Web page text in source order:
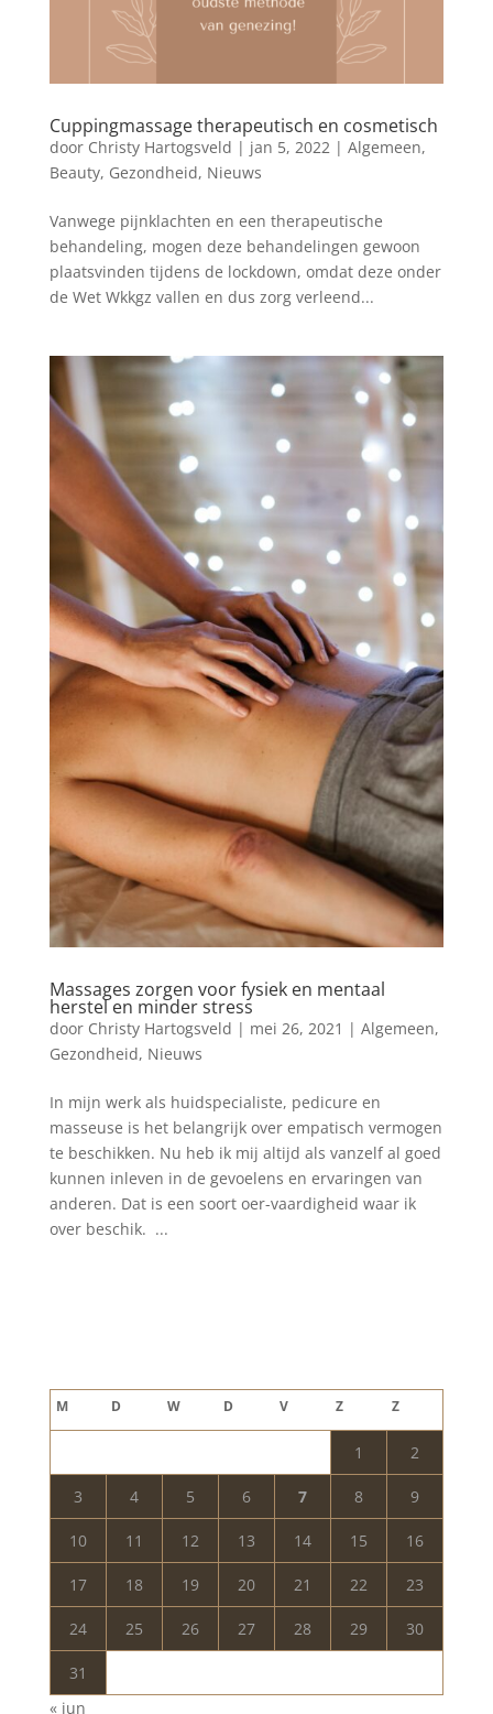
Cuppingmassage therapeutisch en cosmetisch
door Christy Hartogsveld | jan 5, 2022| Algemeen,
Beauty, Gezondheid, Nieuws
Vanwege pijnklachten en een therapeutische
behandeling, mogen deze behandelingen gewoon
plaatsvinden tijdens de lockdown, omdat deze onder
de Wet Wkkgz vallen en dus zorg verleend...
Massages zorgen voor fysiek en mentaal
herstel en minder stress
door Christy Hartogsveld | mei 26, 2021 | Algemeen,
Gezondheid, Nieuws
In mijn werk als huidspecialiste, pedicure en
masseuse is het belangrijk over empatisch vermogen
te beschikken. Nu heb ik mij altijd als vanzelf al goed
kunnen inleven in de gevoelens en ervaringen van
anderen. Dat is een soort oer-vaardigheid waar ik
over beschik. ...
M D W D V Z Z
1 2
3 4 5 6 7 8 9
10 11 12 13 14 15 16
17 18 19 20 21 22 23
24 25 26 27 28 29 30
31
« jun